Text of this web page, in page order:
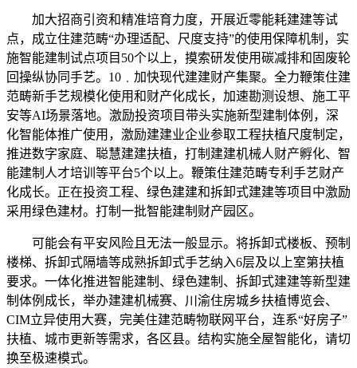
加大招商引资和精准培育力度，开展近零能耗建建等试
点，成立住建范畴“办理适配、尺度支持”的使用保障机制，实
施智能建制试点项目50个以上，摸索研发使用碳减排和固废轮
回操纵协同手艺。10﹒加快现代建建财产集聚。全力鞭策住建
范畴新手艺规模化使用和财产化成长，加速勘测设想、施工平
安等AI场景落地。激励投资项目带头实施新型建制体例，深
化智能体推广使用，激励建建业企业参取工程扶植尺度制定，
推进数字家庭、聪慧建建扶植，打制建建机械人财产孵化、智
能建制人才培训等平台5个以上。鞭策住建范畴专利手艺财产
化成长。正在投资工程、绿色建建和拆卸式建建等项目中激励
采用绿色建材。打制一批智能建制财产园区。
可能会有平安风险且无法一般显示。将拆卸式楼板、预制
楼梯、拆卸式隔墙等成熟拆卸式手艺纳入6层及以上室第扶植
要求。一体化推进智能建制、绿色建制、拆卸式建建等新型建
制体例成长，举办建建机械赛、川渝住房城乡扶植博览会、
CIM立异使用大赛，完美住建范畴物联网平台，连系“好房子”
扶植、城市更新等需求，各区县。结构实施全屋智能化，请切
换至极速模式。